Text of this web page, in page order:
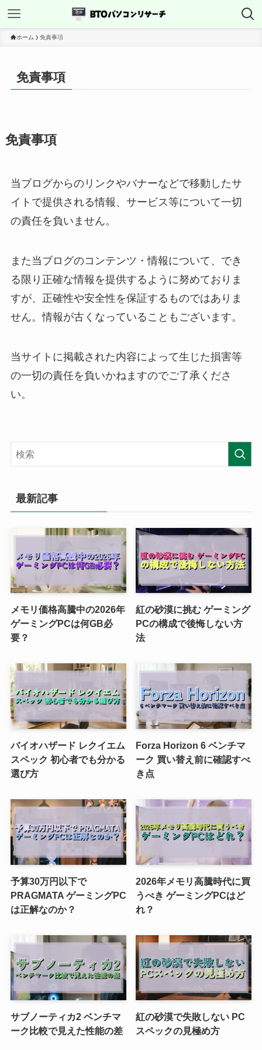
ホーム 免責事項
免責事項
免責事項
当ブログからのリンクやバナーなどで移動したサ
イトで提供される情報、サービス等について一切
の責任を負いません。
また当ブログのコンテンツ・情報について、でき
る限り正確な情報を提供するように努めておりま
すが、正確性や安全性を保証するものではありま
せん。情報が古くなっていることもございます。
当サイトに掲載された内容によって生じた損害等
の一切の責任を負いかねますのでご了承くださ
い。
最新記事
メモリ価格高騰中の2026年
ゲーミングPCは何GB必
要？
紅の砂漠に挑む ゲーミング
PCの構成で後悔しない方
法
バイオハザード レクイエム
スペック 初心者でも分かる
選び方
Forza Horizon 6 ベンチマ
ーク 買い替え前に確認すべ
き点
予算30万円以下で
PRAGMATA ゲーミングPC
は正解なのか？
2026年メモリ高騰時代に買
うべき ゲーミングPCはど
れ？
サブノーティカ2 ベンチマ
ーク比較で見えた性能の差
紅の砂漠で失敗しない PC
スペックの見極め方